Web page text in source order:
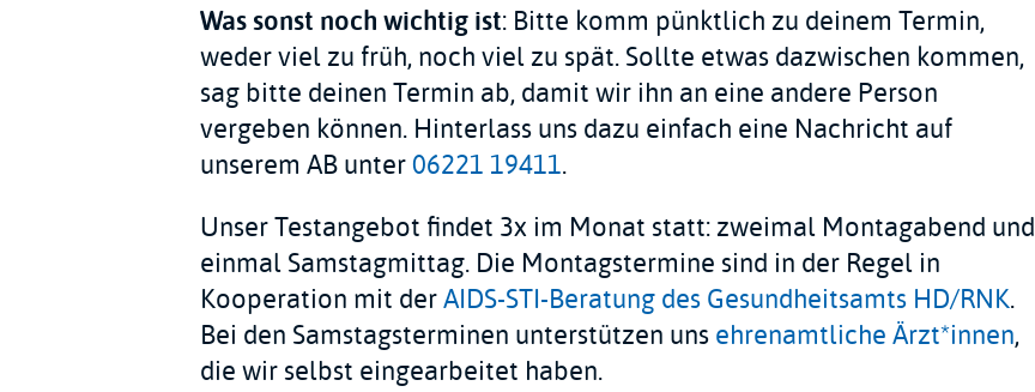
Was sonst noch wichtig ist: Bitte komm pünktlich zu deinem Termin,
weder viel zu früh, noch viel zu spät. Sollte etwas dazwischen kommen,
sag bitte deinen Termin ab, damit wir ihn an eine andere Person
vergeben können. Hinterlass uns dazu einfach eine Nachricht auf
unserem AB unter06221 19411.
Unser Testangebot findet 3x im Monat statt: zweimal Montagabend und
einmal Samstagmittag. Die Montagstermine sind in der Regel in
Kooperation mit derAIDS-STI-Beratung des Gesundheitsamts HD/RNK.
Bei den Samstagsterminen unterstützen unsehrenamtliche Ärzt*innen,
die wir selbst eingearbeitet haben.